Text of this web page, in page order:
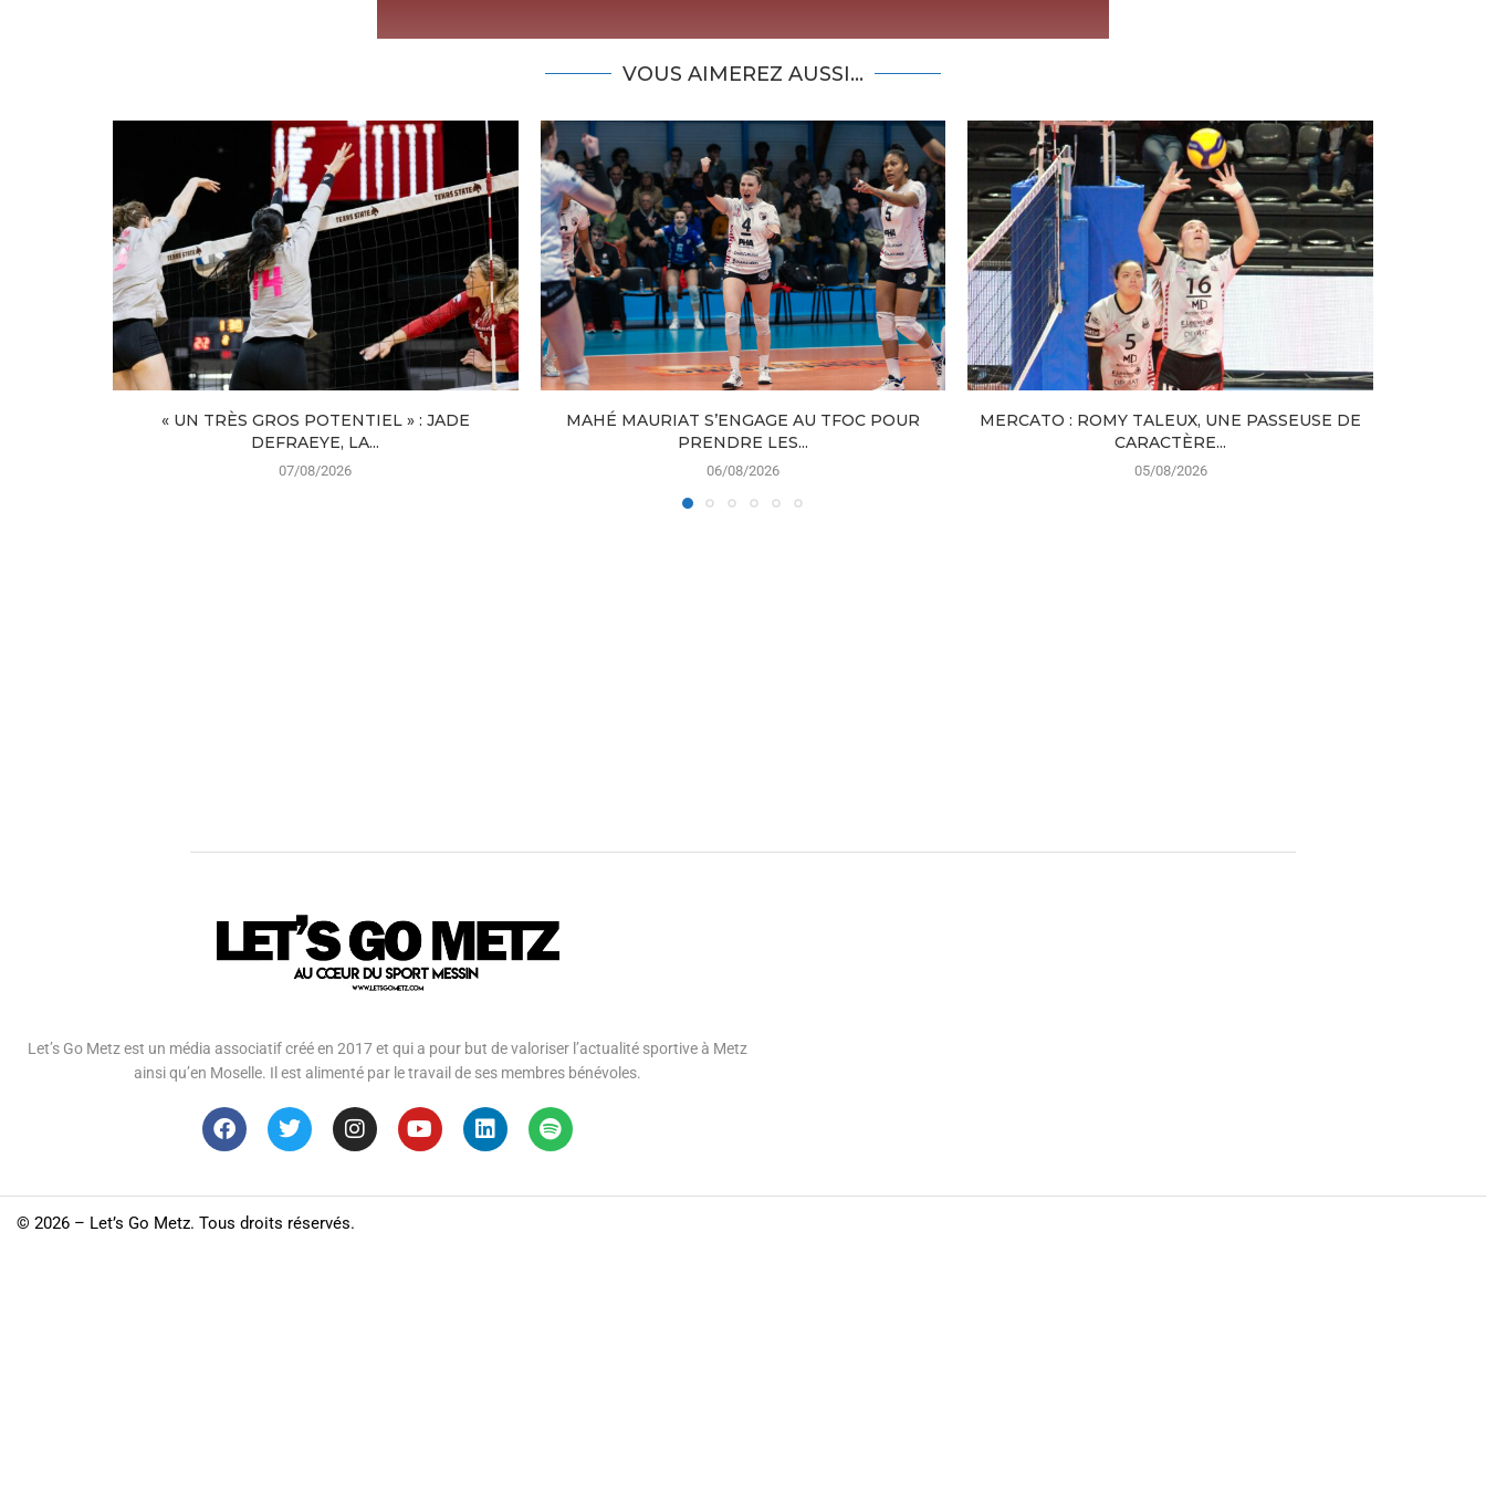
VOUS AIMEREZ AUSSI...
« UN TRÈS GROS POTENTIEL » : JADE
DEFRAEYE, LA...
07/08/2026
MAHÉ MAURIAT S’ENGAGE AU TFOC POUR
PRENDRE LES...
06/08/2026
MERCATO : ROMY TALEUX, UNE PASSEUSE DE
CARACTÈRE...
05/08/2026
Let’s Go Metz est un média associatif créé en 2017 et qui a pour but de valoriser l’actualité sportive à Metz
ainsi qu’en Moselle. Il est alimenté par le travail de ses membres bénévoles.
© 2026 – Let’s Go Metz. Tous droits réservés.